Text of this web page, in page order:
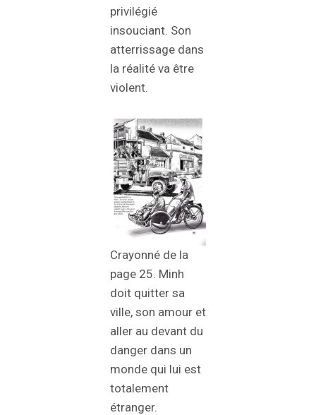
privilégié
insouciant. Son
atterrissage dans
la réalité va être
violent.
Crayonné de la
page 25. Minh
doit quitter sa
ville, son amour et
aller au devant du
danger dans un
monde qui lui est
totalement
étranger.